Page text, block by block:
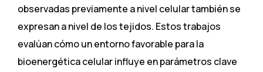
observadas previamente a nivel celular también se
expresan a nivel de los tejidos. Estos trabajos
evalúan cómo un entorno favorable para la
bioenergética celular influye en parámetros clave